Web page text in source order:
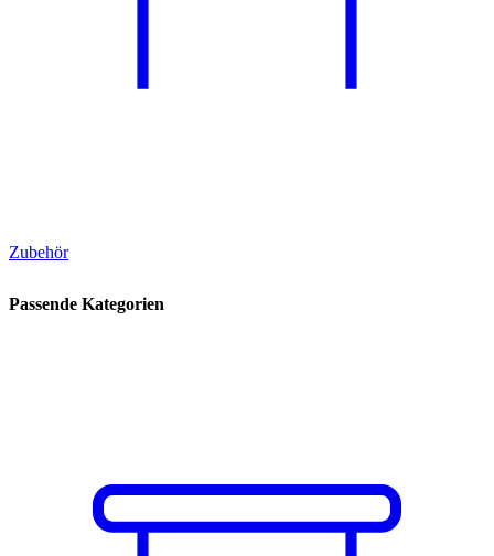
Zubehör
Passende Kategorien